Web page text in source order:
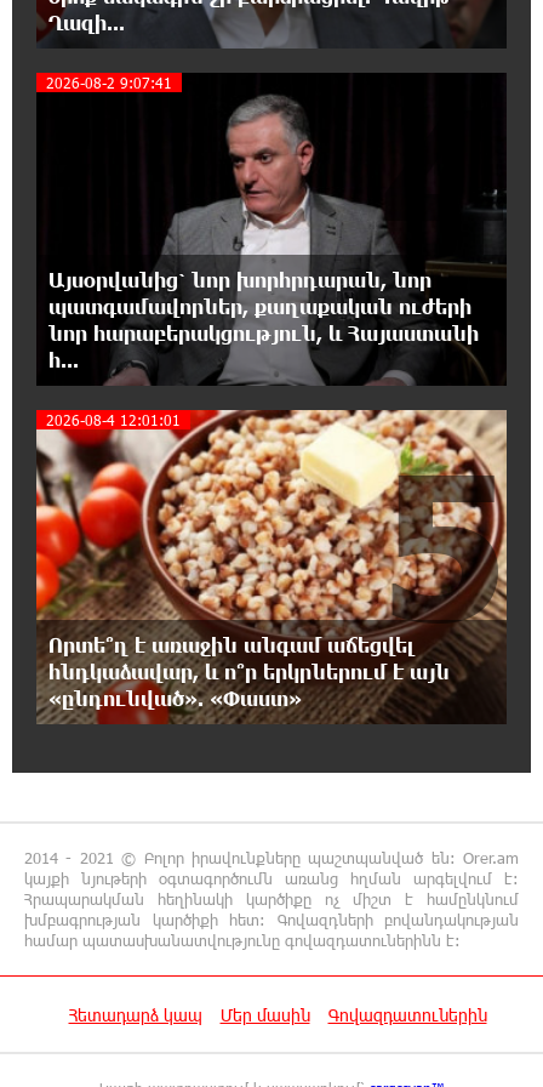
14:48:31 7-08-2026
Տիկի՜ն Ղազարյան, ցույց տվե՜ք այն էջը,
չեք կարող, որովհետև նման էջ այդ զեկույցում գոյություն
չունի. Ղահրամանյանը՝ Ղազարյանի հայտարարության
14:40:34 7-08-2026
Եթե հարց գոյություն չունի, ինչո՞ւ մի
դեպքում մերժում են, իսկ մյուս դեպքում՝
համաձայնում․ Էդմոն Մարուքյան
14:34:48 7-08-2026
Այսօր ամոթի օր է, այսօր Էջմիածնում
14:26:23 7-08-2026
«Արտ Լանչ»-ն արդեն Միացյալ
Նահանգներում է․ նոր մասնաճյուղ Լոս
Անջելեսում
12:09:36 7-08-2026
Գրանադայում տեղի ունեցած քառակողմ
հանդիպումից հետո տարածված
հայտարարության մեջ Հայաստանի տարածքը 29800
քառակուսի կիլոմետր է. Դավիթ Ղազինյան
12:00:28 7-08-2026
Առաքելական Սուրբ Եկեղեցու
11:39:39 7-08-2026
Բարձր տեխնոլոգիաները զարգանում են
հանքարդյունաբերության շնորհիվ․ ԶՊՄԿ
11:18:51 7-08-2026
«Մտապահիր կենդանիներին» կրթական
Ղազի...
2026-08-2 9:07:41
Այսօրվանից՝ նոր խորհրդարան, նոր
պատգամավորներ, քաղաքական ուժերի
նոր հարաբերակցություն, և Հայաստանի
հ...
4
2026-08-4 12:01:01
Որտե՞ղ է առաջին անգամ աճեցվել
հնդկաձավար, և ո՞ր երկրներում է այն
«ընդունված». «Փաստ»
5
2014 - 2021 © Բոլոր իրավունքները պաշտպանված են: Orer.am
կայքի նյութերի օգտագործումն առանց հղման արգելվում է:
Հրապարակման հեղինակի կարծիքը ոչ միշտ է համընկնում
խմբագրության կարծիքի հետ: Գովազդների բովանդակության
համար պատասխանատվությունը գովազդատուներինն է:
Հետադարձ կապ Մեր մասին Գովազդատուներին